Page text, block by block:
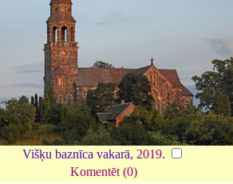
Višķu baznīca vakarā, 2019.
Komentēt (0)